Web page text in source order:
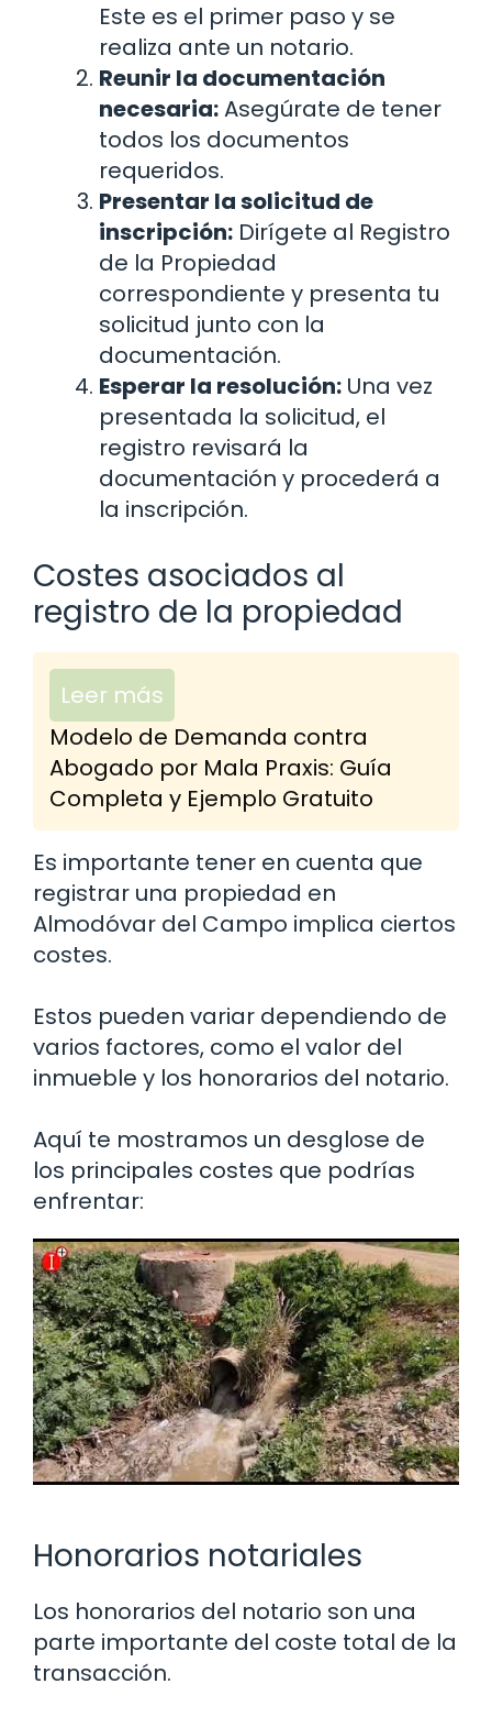
Este es el primer paso y se
realiza ante un notario.
Reunir la documentación
necesaria:Asegúrate de tener
todos los documentos
requeridos.
Presentar la solicitud de
inscripción: Dirígete al Registro
de la Propiedad
correspondiente y presenta tu
solicitud junto con la
documentación.
Esperar la resolución: Una vez
presentada la solicitud, el
registro revisará la
documentación y procederá a
la inscripción.
Costes asociados al
registro de la propiedad
Leer más
Modelo de Demanda contra
Abogado por Mala Praxis: Guía
Completa y Ejemplo Gratuito
Es importante tener en cuenta que
registrar una propiedad en
Almodóvar del Campo implica ciertos
costes.
Estos pueden variar dependiendo de
varios factores, como el valor del
inmueble y los honorarios del notario.
Aquí te mostramos un desglose de
los principales costes que podrías
enfrentar:
Honorarios notariales
Los honorarios del notario son una
parte importante del coste total de la
transacción.